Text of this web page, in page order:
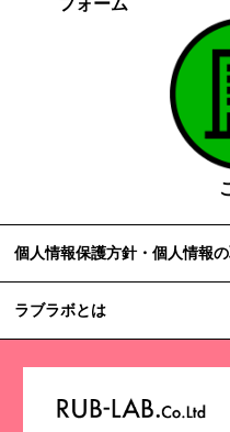
フォーム
個人情報保護方針・個人情報
ラブラボとは